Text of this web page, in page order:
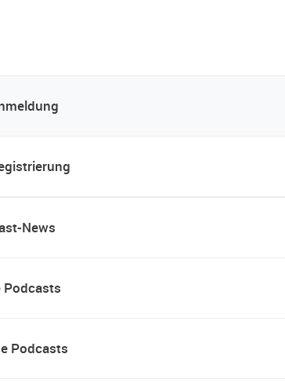
News
Podcasts
Podcasts